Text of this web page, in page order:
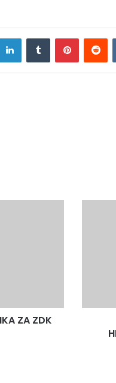
LinkedInTumblr Pinterest
ZA ZDK